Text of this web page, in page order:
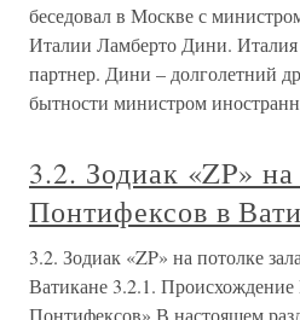
беседовал в Москве с
Италии Ламберто Дини.
партнер. Дини – долголетний
бытности министром
3.2. Зодиак «ZP» на
Понтифексов в
3.2. Зодиак «ZP» на потолке
Ватикане 3.2.1. Происхождение
Понтифексов» В настоящем